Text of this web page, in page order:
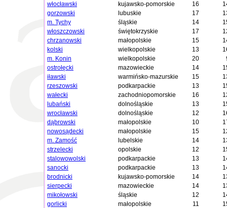
włocławski
kujawsko-pomorskie 16
gorzowski
lubuskie 17
m. Tychy
śląskie 14
włoszczowski
świętokrzyskie 17
chrzanowski
małopolskie 15
kolski
wielkopolskie 13
m. Konin
wielkopolskie 20
ostrołęcki
mazowieckie 14
iławski
warmińsko-mazurskie 15
rzeszowski
podkarpackie 13
wałecki
zachodniopomorskie 16
lubański
dolnośląskie 13
wrocławski
dolnośląskie 12
dąbrowski
małopolskie 10
nowosądecki
małopolskie 15
m. Zamość
lubelskie 14
strzelecki
opolskie 12
stalowowolski
podkarpackie 13
sanocki
podkarpackie 13
brodnicki
kujawsko-pomorskie 14
sierpecki
mazowieckie 14
mikołowski
śląskie 12
gorlicki
małopolskie 11